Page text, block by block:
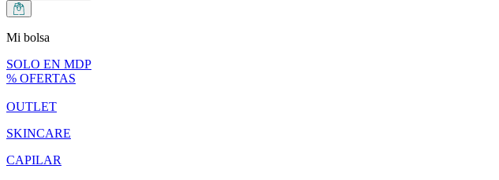
Mi bolsa
SOLO EN MDP
% OFERTAS
OUTLET
SKINCARE
CAPILAR